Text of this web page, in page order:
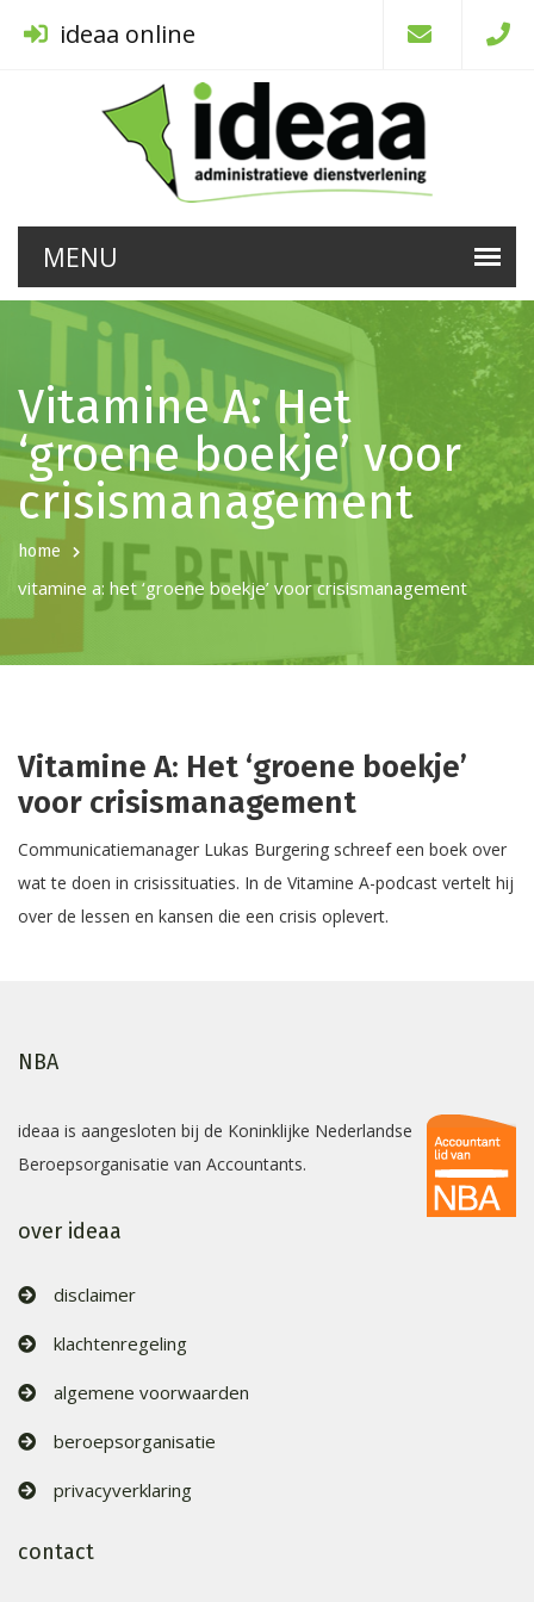
ideaa online
Vitamine A: Het
‘groene boekje’ voor
crisismanagement
home
vitamine a: het ‘groene boekje’ voor crisismanagement
Vitamine A: Het ‘groene boekje’
voor crisismanagement
Communicatiemanager Lukas Burgering schreef een boek over
wat te doen in crisissituaties. In de Vitamine A-podcast vertelt hij
over de lessen en kansen die een crisis oplevert.
NBA
ideaa is aangesloten bij de Koninklijke Nederlandse
Beroepsorganisatie van Accountants.
over ideaa
disclaimer
klachtenregeling
algemene voorwaarden
beroepsorganisatie
privacyverklaring
contact